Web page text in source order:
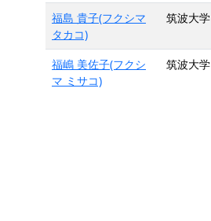
福島 貴子(フクシマ
タカコ)
筑波大学
福嶋 美佐子(フクシ
マ ミサコ)
筑波大学